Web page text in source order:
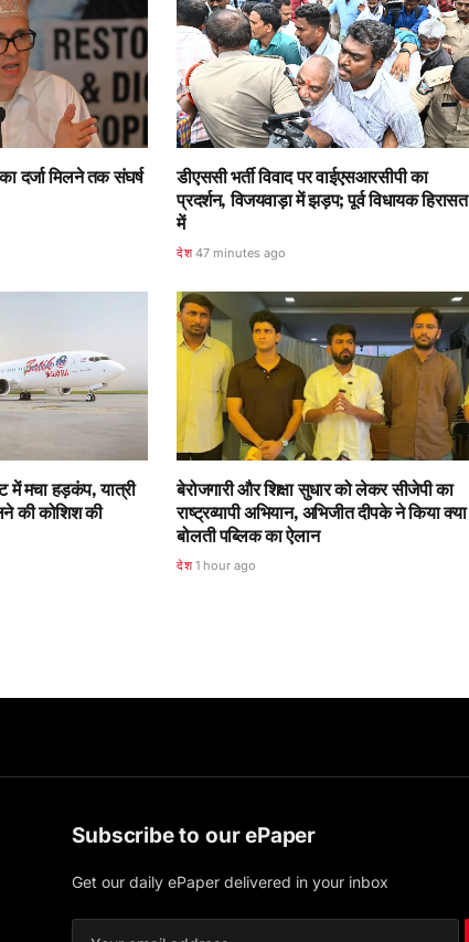
दर्जा मिलने तक संघर्ष
डीएससी भर्ती विवाद पर वाईएसआरसीपी का
प्रदर्शन, विजयवाड़ा में झड़प; पूर्व विधायक हिरासत
में
देश 47 minutes ago
में मचा हड़कंप, यात्री
की कोशिश की
बेरोजगारी और शिक्षा सुधार को लेकर सीजेपी का
राष्ट्रव्यापी अभियान, अभिजीत दीपके ने किया क्या
बोलती पब्लिक का ऐलान
देश 1 hour ago
Subscribe to our ePaper
Get our daily ePaper delivered in your inbox